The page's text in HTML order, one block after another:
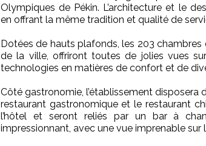
Olympiques de Pékin. L’architecture et le
en offrant la même tradition et qualité de
Dotées de hauts plafonds, les 203
de la ville, offriront toutes de jolies vues
technologies en matières de confort et de
Côté gastronomie, l’établissement disposera
restaurant gastronomique et le restaurant
l’hôtel et seront reliés par un bar à
impressionnant, avec une vue imprenable